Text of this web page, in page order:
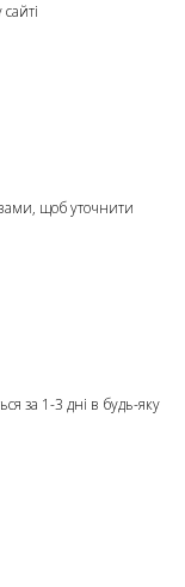
щоб уточнити
за 1-3 дні в будь-яку